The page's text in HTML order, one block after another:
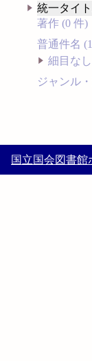
統一タイ
著作 (0 件)
普通件名
細目な
ジャンル
国立国会図書館